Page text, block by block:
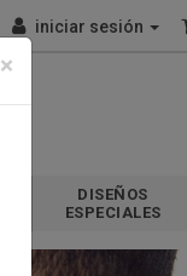
×
iniciar sesión
DISEÑOS
ESPECIALES